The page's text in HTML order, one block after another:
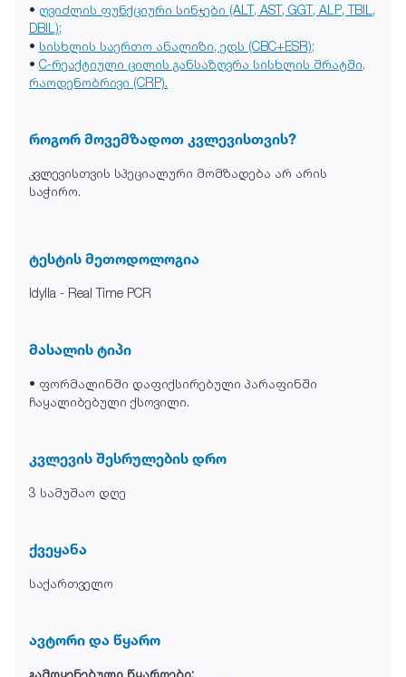
• ღვიძლის ფუნქციური სინჯები (ALT, AST, GGT, ALP, TBIL,
DBIL);
• სისხლის საერთო ანალიზი, ედს (CBC+ESR);
• C-რეაქტიული ცილის განსაზღვრა სისხლის შრატში,
რაოდენობრივი (CRP).
როგორ მოვემზადოთ კვლევისთვის?
კვლევისთვის სპეციალური მომზადება არ არის
საჭირო.
ტესტის მეთოდოლოგია
Idylla - Real Time PCR
მასალის ტიპი
• ფორმალინში დაფიქსირებული პარაფინში
ჩაყალიბებული ქსოვილი.
კვლევის შესრულების დრო
3 სამუშაო დღე
ქვეყანა
საქართველო
ავტორი და წყარო
გამოყენებული წყაროები: